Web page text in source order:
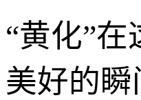
“黄化”
美好的